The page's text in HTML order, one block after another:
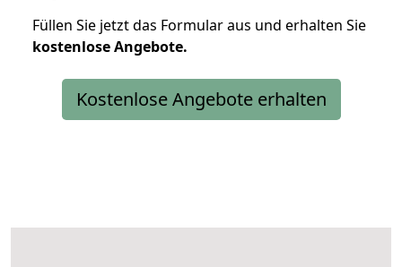
Füllen Sie jetzt das Formular aus und erhalten Sie
kostenloseAngebote.
Kostenlose Angebote erhalten